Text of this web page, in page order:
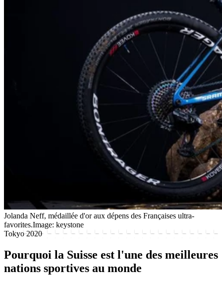
Jolanda Neff, médaillée d'or aux dépens des Françaises ultra-
favorites.Image: keystone
Tokyo 2020
Pourquoi la Suisse est l'une des meilleures
nations sportives au monde